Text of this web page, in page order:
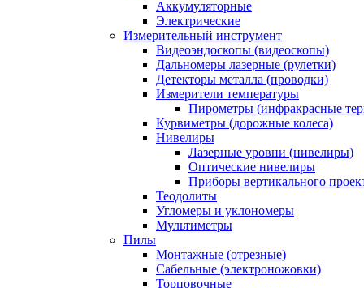
Аккумуляторные
Электрические
Измерительный инструмент
Видеоэндоскопы (видеоскопы)
Дальномеры лазерные (рулетки)
Детекторы металла (проводки)
Измерители температуры
Пирометры (инфракрасные
Курвиметры (дорожные колеса)
Нивелиры
Лазерные уровни (нивелиры)
Оптические нивелиры
Приборы вертикального
Теодолиты
Угломеры и уклономеры
Мультиметры
Пилы
Монтажные (отрезные)
Сабельные (электроножовки)
Торцовочные